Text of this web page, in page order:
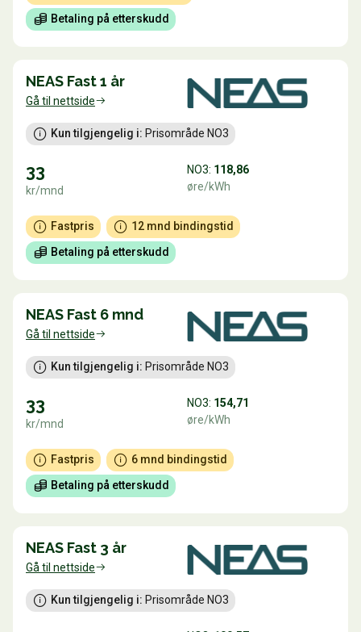
Betaling på etterskudd
NEAS Fast 1 år
Gå til nettside
Kun tilgjengelig i: Prisområde NO3
33
kr/mnd
NO3: 118,86
øre/kWh
Fastpris
12 mnd bindingstid
Betaling på etterskudd
NEAS Fast 6 mnd
Gå til nettside
Kun tilgjengelig i: Prisområde NO3
33
kr/mnd
NO3: 154,71
øre/kWh
Fastpris
6 mnd bindingstid
Betaling på etterskudd
NEAS Fast 3 år
Gå til nettside
Kun tilgjengelig i: Prisområde NO3